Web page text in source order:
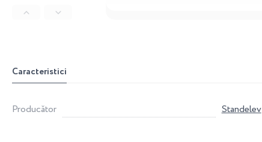
Caracteristici
Producător Standelev